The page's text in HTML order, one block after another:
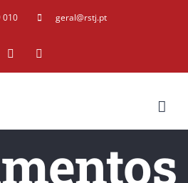
010 geral@rstj.pt
Facebook